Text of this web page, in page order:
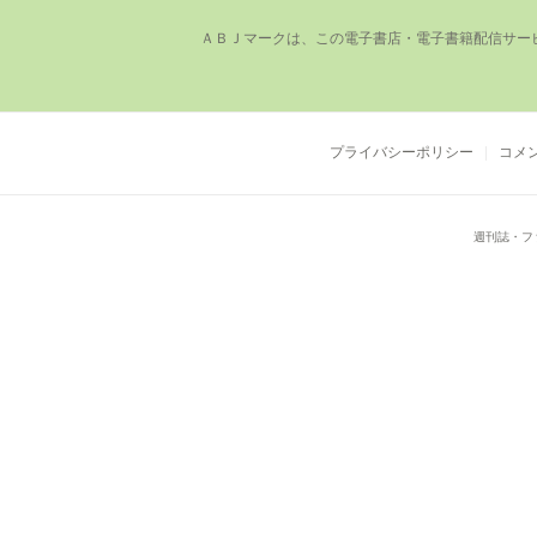
ＡＢＪマークは、この電⼦書店・電⼦書籍配信サ
プライバシーポリシー コメ
週刊誌・フ